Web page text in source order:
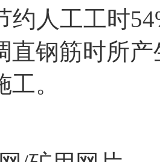
约人工工时
直钢筋时所
。